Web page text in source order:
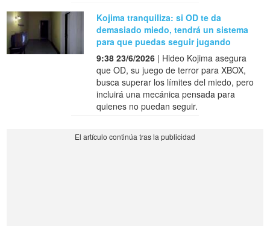
Kojima tranquiliza: si OD te da
demasiado miedo, tendrá un sistema
para que puedas seguir jugando
9:38 23/6/2026 | Hideo Kojima asegura
que OD, su juego de terror para XBOX,
busca superar los límites del miedo, pero
incluirá una mecánica pensada para
quienes no puedan seguir.